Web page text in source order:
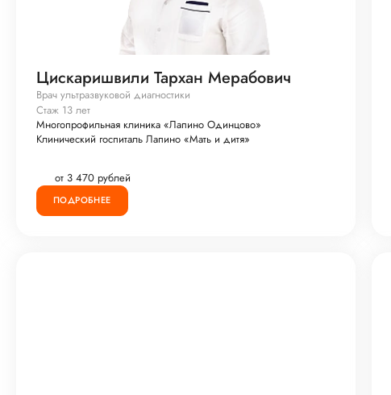
Цискаришвили Тархан Мерабович
Врач ультразвуковой диагностики
Стаж 13 лет
Многопрофильная клиника «Лапино Одинцово»
Клинический госпиталь Лапино «Мать и дитя»
от 3 470 рублей
ПОДРОБНЕЕ